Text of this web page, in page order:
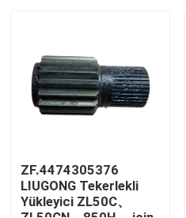
ZF.4474305376
LIUGONG Tekerlekli
Yükleyici ZL50C、